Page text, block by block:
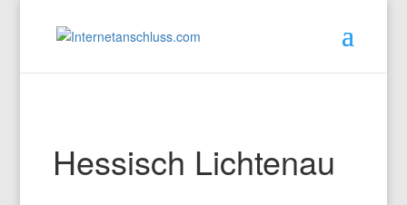
Hessisch Lichtenau